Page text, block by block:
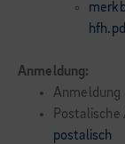
Anmeldung:
Anmeldung
Postalische
postalisch